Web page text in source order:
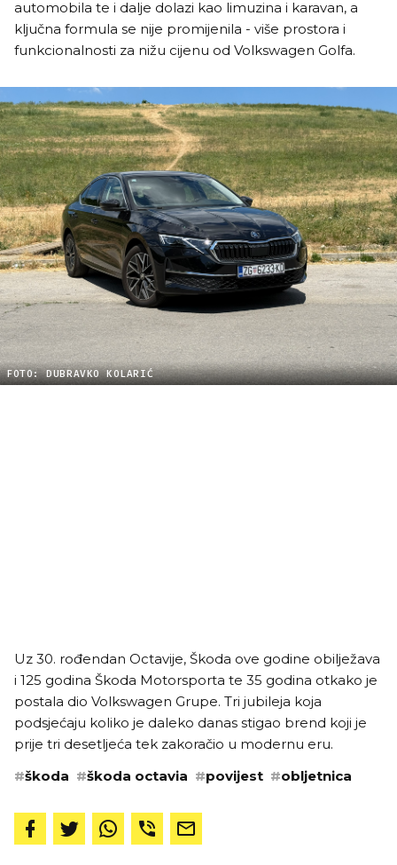
automobila te i dalje dolazi kao limuzina i karavan, a
ključna formula se nije promijenila - više prostora i
funkcionalnosti za nižu cijenu od Volkswagen Golfa.
FOTO: DUBRAVKO KOLARIĆ
Uz 30. rođendan Octavije, Škoda ove godine obilježava
i 125 godina Škoda Motorsporta te 35 godina otkako je
postala dio Volkswagen Grupe. Tri jubileja koja
podsjećaju koliko je daleko danas stigao brend koji je
prije tri desetljeća tek zakoračio u modernu eru.
#škoda #škoda octavia #povijest #obljetnica